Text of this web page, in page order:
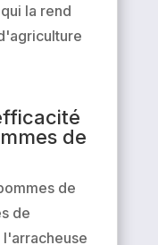
la rend
de
de
de
l'arracheuse